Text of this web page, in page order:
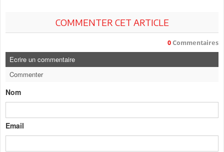
COMMENTER CET ARTICLE
0 Commentaires
Ecrire un commentaire
Commenter
Nom
Email